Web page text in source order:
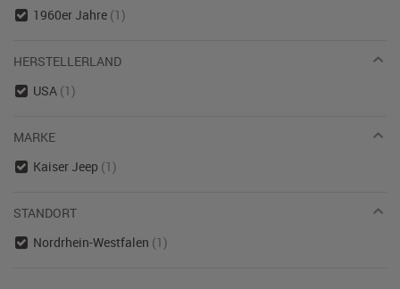
1960er Jahre (1)
HERSTELLERLAND
USA (1)
MARKE
Kaiser Jeep (1)
STANDORT
Nordrhein-Westfalen (1)